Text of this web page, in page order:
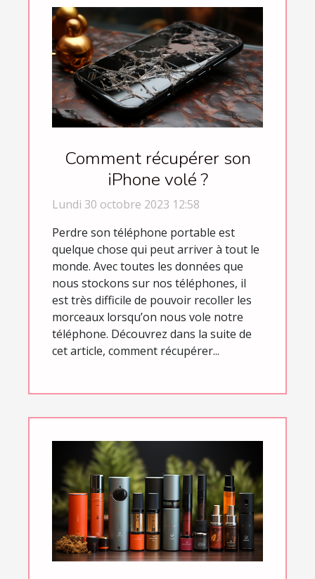
Comment récupérer son
iPhone volé ?
Lundi 30 octobre 2023 12:58
Perdre son téléphone portable est
quelque chose qui peut arriver à tout le
monde. Avec toutes les données que
nous stockons sur nos téléphones, il
est très difficile de pouvoir recoller les
morceaux lorsqu’on nous vole notre
téléphone. Découvrez dans la suite de
cet article, comment récupérer...